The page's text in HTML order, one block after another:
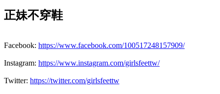
正妹不穿鞋
Facebook: https://www.facebook.com/100517248157909/
Instagram: https://www.instagram.com/girlsfeettw/
Twitter: https://twitter.com/girlsfeettw